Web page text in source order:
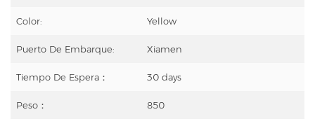
Color: Yellow
Puerto De Embarque: Xiamen
Tiempo De Espera： 30 days
Peso： 850